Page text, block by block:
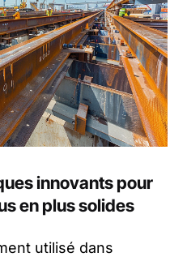
innovants pour
en plus solides
utilisé dans